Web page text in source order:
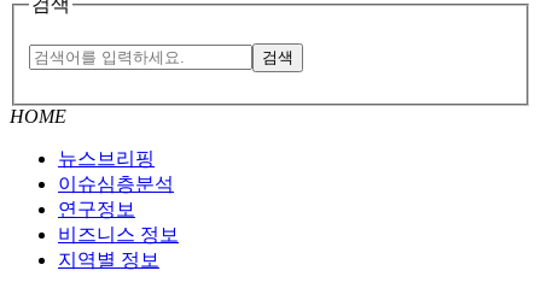
검색
HOME
뉴스브리핑
이슈심층분석
연구정보
비즈니스 정보
지역별 정보